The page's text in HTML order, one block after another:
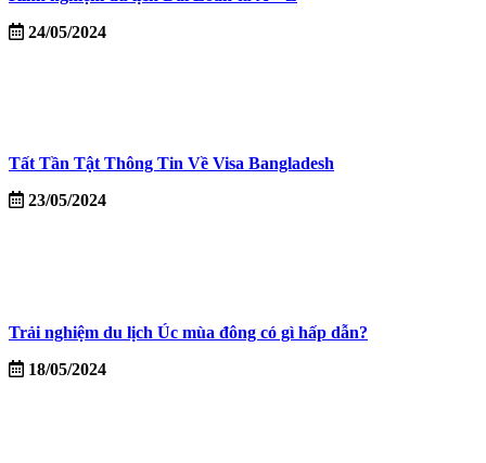
24/05/2024
Tất Tần Tật Thông Tin Về Visa Bangladesh
23/05/2024
Trải nghiệm du lịch Úc mùa đông có gì hấp dẫn?
18/05/2024